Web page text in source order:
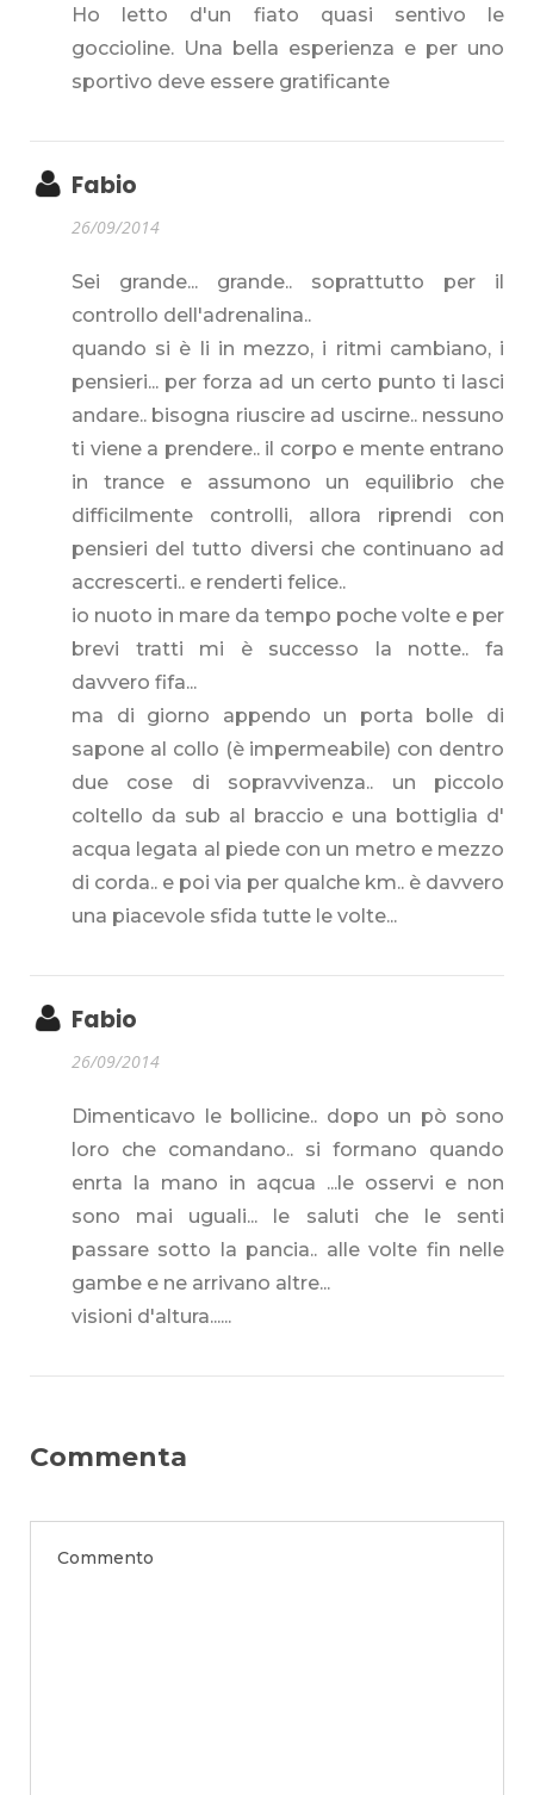
Ho letto d'un fiato quasi sentivo le
goccioline. Una bella esperienza e per uno
sportivo deve essere gratificante
Fabio
26/09/2014
Sei grande... grande.. soprattutto per il
controllo dell'adrenalina..
quando si è li in mezzo, i ritmi cambiano, i
pensieri... per forza ad un certo punto ti lasci
andare.. bisogna riuscire ad uscirne.. nessuno
ti viene a prendere.. il corpo e mente entrano
in trance e assumono un equilibrio che
difficilmente controlli, allora riprendi con
pensieri del tutto diversi che continuano ad
accrescerti.. e renderti felice..
io nuoto in mare da tempo poche volte e per
brevi tratti mi è successo la notte.. fa
davvero fifa...
ma di giorno appendo un porta bolle di
sapone al collo (è impermeabile) con dentro
due cose di sopravvivenza.. un piccolo
coltello da sub al braccio e una bottiglia d'
acqua legata al piede con un metro e mezzo
di corda.. e poi via per qualche km.. è davvero
una piacevole sfida tutte le volte...
Fabio
26/09/2014
Dimenticavo le bollicine.. dopo un pò sono
loro che comandano.. si formano quando
enrta la mano in aqcua ...le osservi e non
sono mai uguali... le saluti che le senti
passare sotto la pancia.. alle volte fin nelle
gambe e ne arrivano altre...
visioni d'altura......
Commenta